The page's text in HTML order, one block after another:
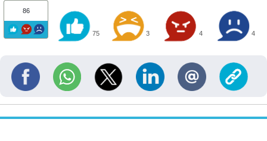
86
75 3 4 4